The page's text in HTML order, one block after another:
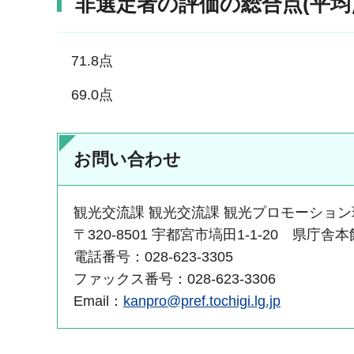
71.8点
69.0点
お問い合わせ
観光交流課 観光交流課 観光プロモーショ
〒320-8501 宇都宮市塙田1-1-20 県庁舎本
電話番号：028-623-3305
ファックス番号：028-623-3306
Email： kanpro@pref.tochigi.lg.jp